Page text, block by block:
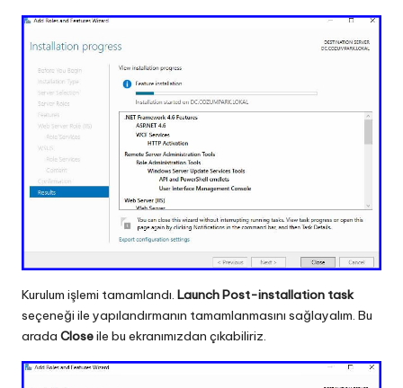
Kurulum işlemi tamamlandı. Launch Post-installation task
seçeneği ile yapılandırmanın tamamlanmasını sağlayalım. Bu
arada Closeile bu ekranımızdan çıkabiliriz.